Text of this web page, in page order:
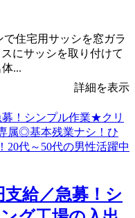
で住宅用サッシを窓ガラ
にサッシを取り付けて
...
詳細を表示
支給／急募！シ